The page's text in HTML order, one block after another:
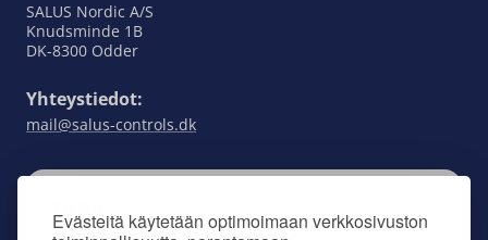
Evästeitä käytetään optimoimaan verkkosivuston
SALUS Nordic A/S
Knudsminde 1B
DK-8300 Odder
Yhteystiedot:
mail@salus-controls.dk